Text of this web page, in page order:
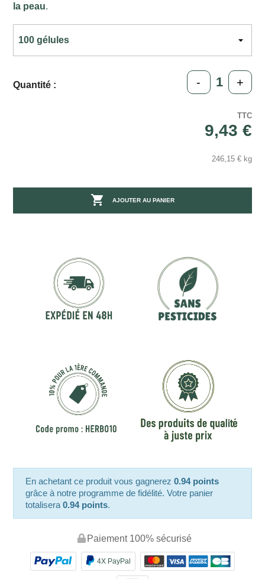
la peau.
Quantité : - +
TTC
9,43 €
246,15 € kg
 AJOUTER AU PANIER
En achetant ce produit vous gagnerez0.94 points
grâce à notre programme de fidélité. Votre panier
totalisera0.94 points.
Paiement 100% sécurisé
4X PayPal